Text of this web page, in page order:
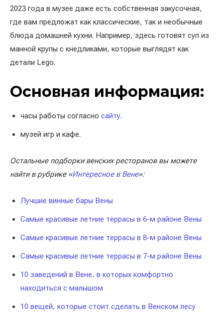
2023 года в музее даже есть собственная закусочная,
где вам предложат как классические, так и необычные
блюда домашней кухни. Например, здесь готовят суп из
манной крупы с кнедликами, которые выглядят как
детали Lego.
Основная информация:
часы работы согласно сайту.
музей игр и кафе.
Остальные подборки венских ресторанов вы можете
найти в рубрике «Интересное в Вене»:
Лучшие винные бары Вены
Самые красивые летние террасы в 6-м районе Вены
Самые красивые летние террасы в 8-м районе Вены
Самые красивые летние террасы в 7-м районе Вены
10 заведений в Вене, в которых комфортно
находиться с малышом
10 вещей, которые стоит сделать в Венском лесу